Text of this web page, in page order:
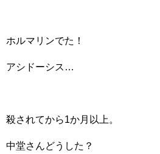
ホルマリンでた！
アシドーシス…
殺されてから1か月以上。
中堂さんどうした？